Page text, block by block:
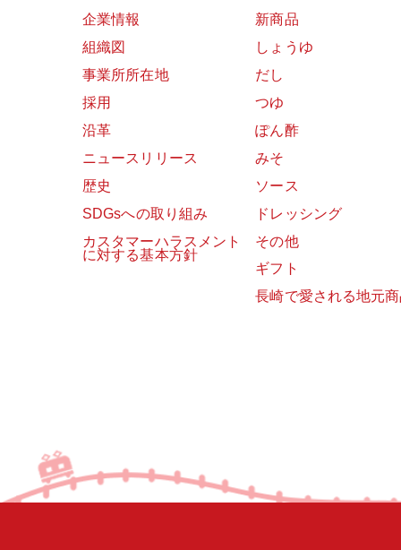
企業情報
組織図
事業所所在地
採用
沿革
ニュースリリース
歴史
SDGsへの取り組み
カスタマーハラスメント
に対する基本方針
新商品
しょうゆ
だし
つゆ
ぽん酢
みそ
ソース
ドレッシング
その他
ギフト
長崎で愛される地元